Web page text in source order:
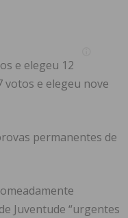
e elegeu 12
votos e elegeu nove
permanentes de
Juventude “urgentes